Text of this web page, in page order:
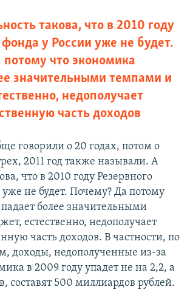
такова, что в 2010 году
фонда у России уже не будет.
что экономика
значительными темпами и
недополучает
часть доходов
говорили о 20 годах, потом о
2011 год также называли. А
что в 2010 году Резервного
не будет. Почему? Да потому
более значительными
естественно, недополучает
часть доходов. В частности, по
доходы, недополученные из-за
в 2009 году упадет не на 2,2, а
составят 500 миллиардов рублей.